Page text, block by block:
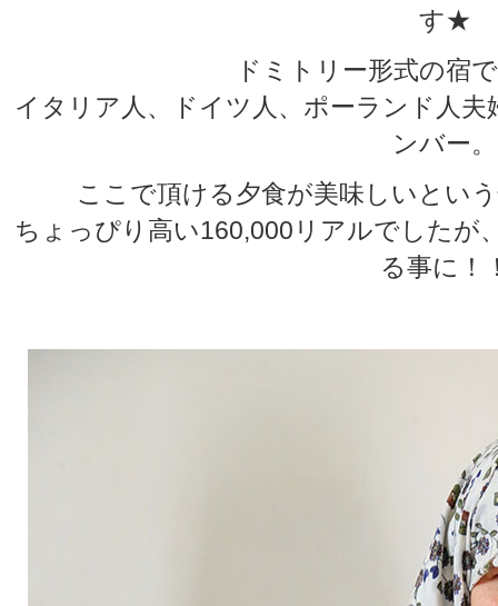
す★
ドミトリー形式の宿
イタリア人、ドイツ人、ポーランド人
ンバー。
ここで頂ける夕食が美味しいとい
ちょっぴり高い160,000リアルでしたが
る事に！